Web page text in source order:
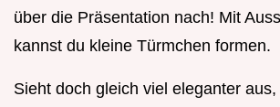
über die Präsentation nach! Mit
kannst du kleine Türmchen formen.
Sieht doch gleich viel eleganter